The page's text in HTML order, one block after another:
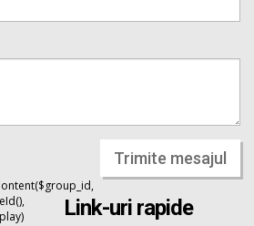
Trimite mesajul
Link-uri rapide